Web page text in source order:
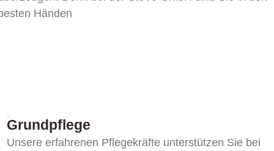
Händen​
Grundpflege
Unsere erfahrenen Pflegekräfte unterstützen Sie bei